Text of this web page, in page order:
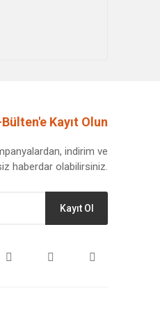
Bülten'e Kayıt Olun
indirim ve
haberdar olabilirsiniz.
Kayıt Ol